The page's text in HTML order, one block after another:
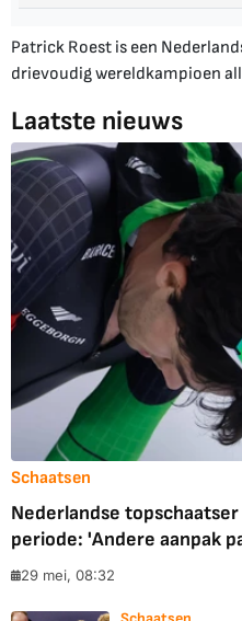
Patrick Roest is een
drievoudig wereldkampioen
Laatste nieuws
Schaatsen
Nederlandse
periode: 'Andere aanpak
29 mei, 08:32